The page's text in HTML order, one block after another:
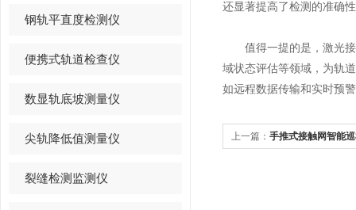
钢轨平直度检测仪
便携式轨道检查仪
数显轨底坡测量仪
尖轨降低值测量仪
裂缝检测监测仪
还显著提高了检测的准确
值得一提的是，激光接
域状态评估等领域，为轨
如远程数据传输和实时预
上一篇： 手推式接触网智能